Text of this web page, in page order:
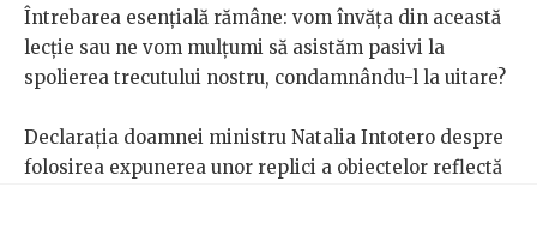
Întrebarea esențială rămâne: vom învăța din această
lecție sau ne vom mulțumi să asistăm pasivi la
spolierea trecutului nostru, condamnându-l la uitare?
Declarația doamnei ministru Natalia Intotero despre
folosirea expunerea unor replici a obiectelor reflectă